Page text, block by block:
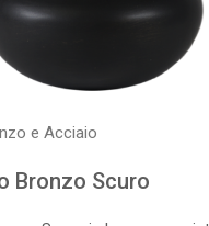
e Acciaio
Bronzo Scuro